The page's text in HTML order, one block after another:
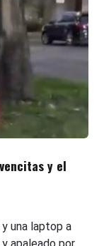
y el
una laptop a